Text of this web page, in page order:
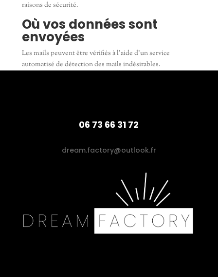
raisons de sécurité.
Où vos données sont
envoyées
Les mails peuvent être vérifiés à l’aide d’un service
automatisé de détection des mails indésirables.
06 73 66 31 72
dream.factory@outlook.fr